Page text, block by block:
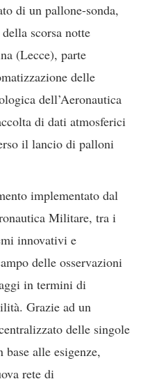
di un pallone-sonda,
scorsa notte
(Lecce), parte
delle
dell’Aeronautica
di dati atmosferici
il lancio di palloni
implementato dal
Militare, tra i
innovativi e
delle osservazioni
in termini di
Grazie ad un
delle singole
alle esigenze,
rete di